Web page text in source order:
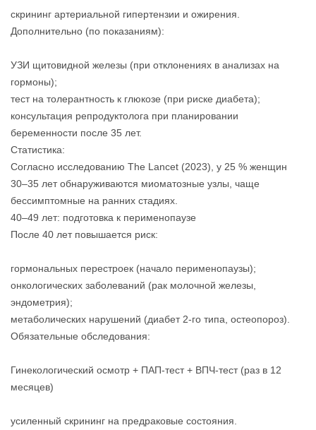
скрининг артериальной гипертензии и ожирения.
Дополнительно (по показаниям):
УЗИ щитовидной железы (при отклонениях в анализах на
гормоны);
тест на толерантность к глюкозе (при риске диабета);
консультация репродуктолога при планировании
беременности после 35 лет.
Статистика:
Согласно исследованию The Lancet (2023), у 25 % женщин
30–35 лет обнаруживаются миоматозные узлы, чаще
бессимптомные на ранних стадиях.
40–49 лет: подготовка к перименопаузе
После 40 лет повышается риск:
гормональных перестроек (начало перименопаузы);
онкологических заболеваний (рак молочной железы,
эндометрия);
метаболических нарушений (диабет 2‑го типа, остеопороз).
Обязательные обследования:
Гинекологический осмотр + ПАП‑тест + ВПЧ‑тест (раз в 12
месяцев)
усиленный скрининг на предраковые состояния.